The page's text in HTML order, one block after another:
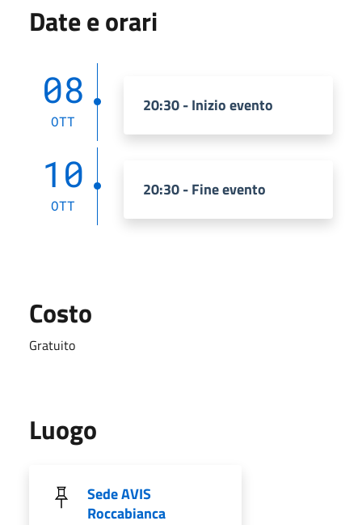
Date e orari
08
OTT
20:30 - Inizio evento
10
OTT
20:30 - Fine evento
Costo
Gratuito
Luogo
Sede AVIS
Roccabianca